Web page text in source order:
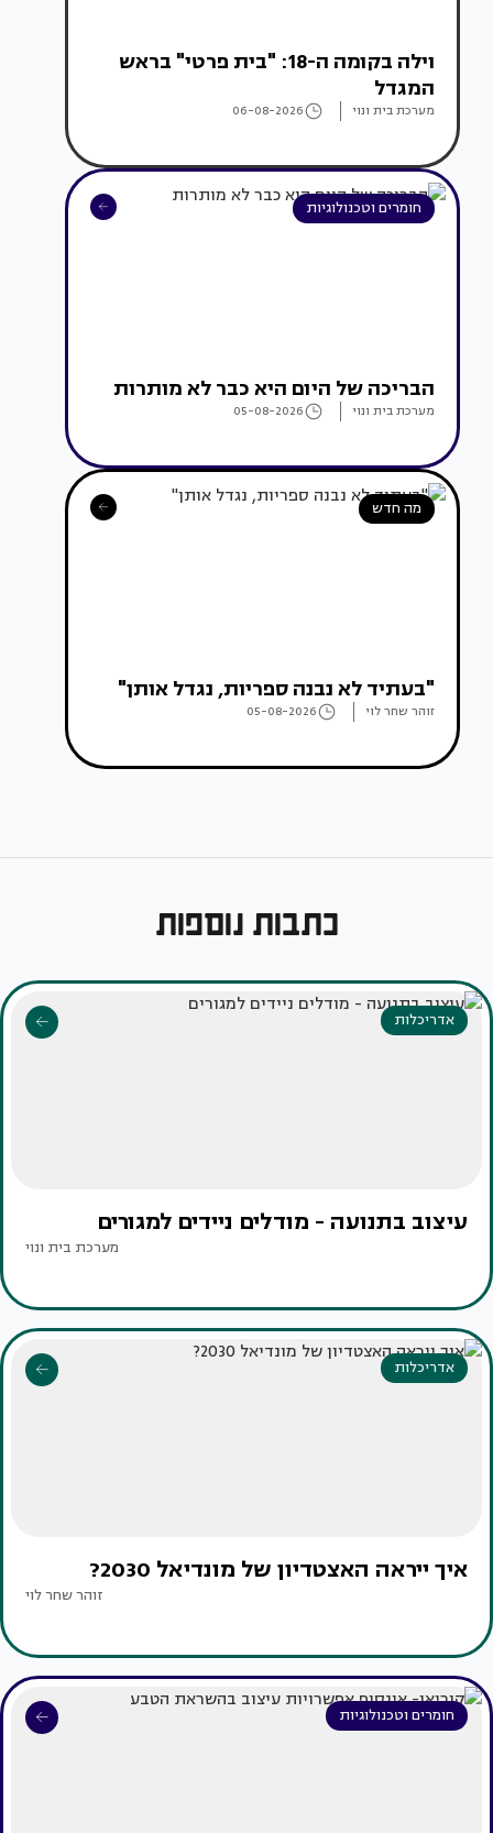
וילה בקומה ה-18: "בית פרטי" בראש
המגדל
מערכת בית ונוי 06-08-2026
חומרים וטכנולוגיות
הבריכה של היום היא כבר לא מותרות
מערכת בית ונוי 05-08-2026
מה חדש
"בעתיד לא נבנה ספריות, נגדל אותן"
זוהר שחר לוי 05-08-2026
כתבות נוספות
אדריכלות
עיצוב בתנועה - מודלים ניידים למגורים
מערכת בית ונוי
אדריכלות
איך ייראה האצטדיון של מונדיאל 2030?
זוהר שחר לוי
חומרים וטכנולוגיות